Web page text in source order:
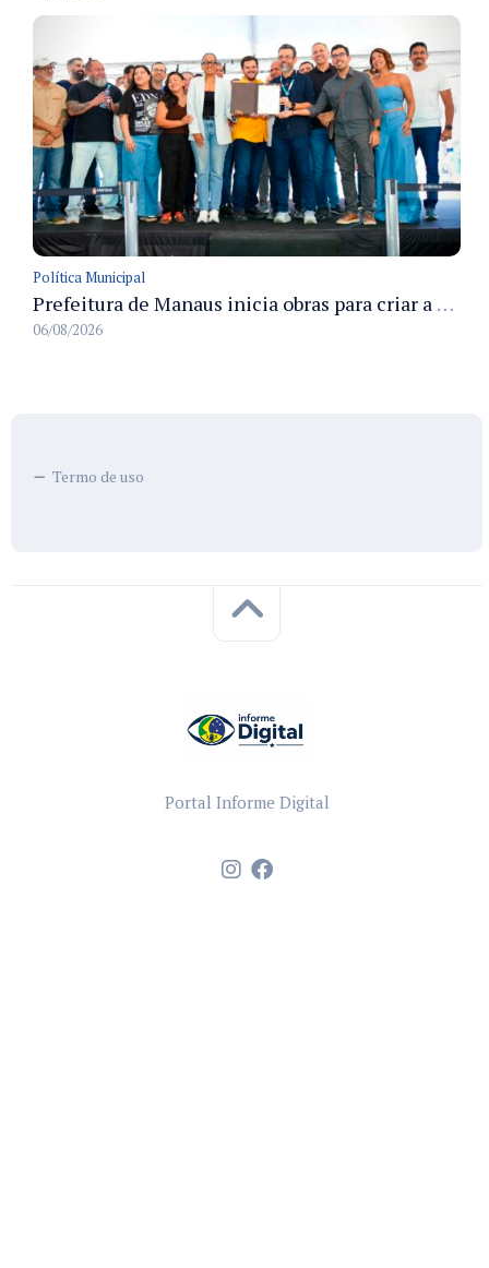
Política Municipal
Prefeitura de Manaus inicia obras para criar a primeira Rua Gastronômica de Manaus na Ferreira Pena
06/08/2026
Termo de uso
Portal Informe Digital